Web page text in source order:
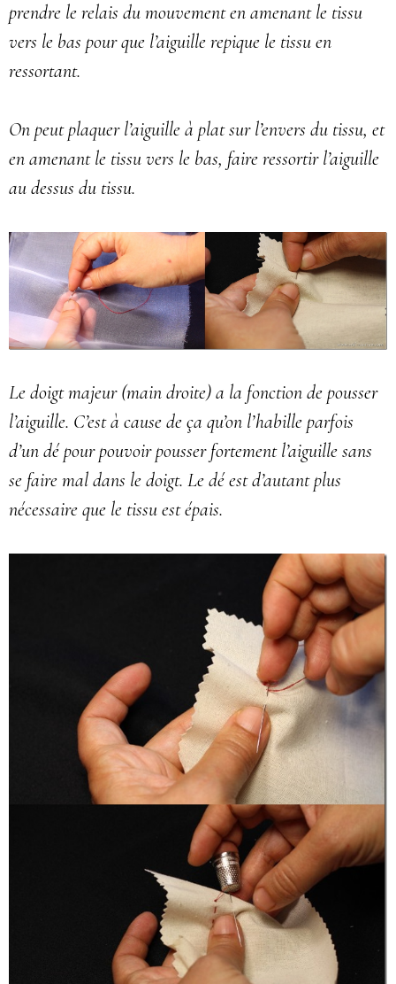
prendre le relais du mouvement en amenant le tissu
vers le bas pour que l’aiguille repique le tissu en
ressortant.
On peut plaquer l’aiguille à plat sur l’envers du tissu, et
en amenant le tissu vers le bas, faire ressortir l’aiguille
au dessus du tissu.
Le doigt majeur (main droite) a la fonction de pousser
l’aiguille. C’est à cause de ça qu’on l’habille parfois
d’un dé pour pouvoir pousser fortement l’aiguille sans
se faire mal dans le doigt. Le dé est d’autant plus
nécessaire que le tissu est épais.